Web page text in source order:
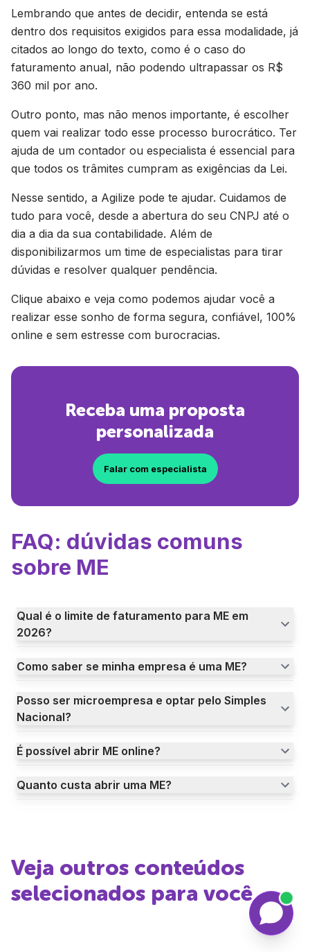
Lembrando que antes de decidir, entenda se está
dentro dos requisitos exigidos para essa modalidade, já
citados ao longo do texto, como é o caso do
faturamento anual, não podendo ultrapassar os R$
360 mil por ano.
Outro ponto, mas não menos importante, é escolher
quem vai realizar todo esse processo burocrático. Ter
ajuda de um contador ou especialista é essencial para
que todos os trâmites cumpram as exigências da Lei.
Nesse sentido, a Agilize pode te ajudar. Cuidamos de
tudo para você, desde a abertura do seu CNPJ até o
dia a dia da sua contabilidade. Além de
disponibilizarmos um time de especialistas para tirar
dúvidas e resolver qualquer pendência.
Clique abaixo e veja como podemos ajudar você a
realizar esse sonho de forma segura, confiável, 100%
online e sem estresse com burocracias.
Receba uma proposta
personalizada
Falar com especialista
FAQ: dúvidas comuns
sobre ME
Qual é o limite de faturamento para ME em
2026?
Como saber se minha empresa é uma ME?
Posso ser microempresa e optar pelo Simples
Nacional?
É possível abrir ME online?
Quanto custa abrir uma ME?
Veja outros conteúdos
selecionados para você